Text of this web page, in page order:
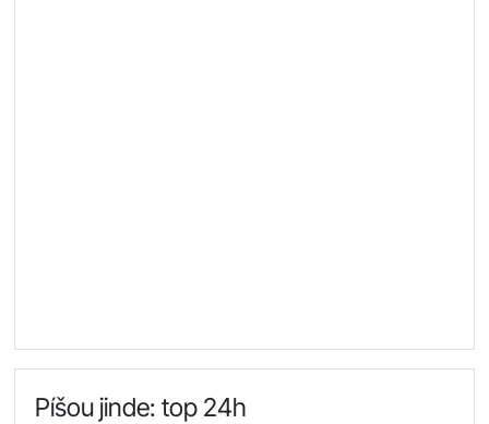
Píšou jinde: top 24h